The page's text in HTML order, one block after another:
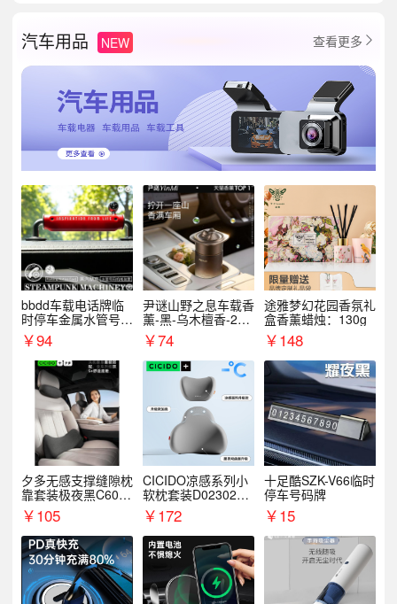
汽车用品 NEW 查看更多 
bbdd车载电话牌临
时停车金属水管号码
牌可隐藏创意趣味
￥94
尹谜山野之息车载香
薰-黑-乌木檀香-200
g￥74
途雅梦幻花园香氛礼
盒香薰蜡烛：130g
￥148
夕多无感支撑缝隙枕
靠套装极夜黑C6003
+C6004
￥105
CICIDO凉感系列小
软枕套装D023021+
D033031
￥172
十足酷SZK-V66临时
停车号码牌
￥15